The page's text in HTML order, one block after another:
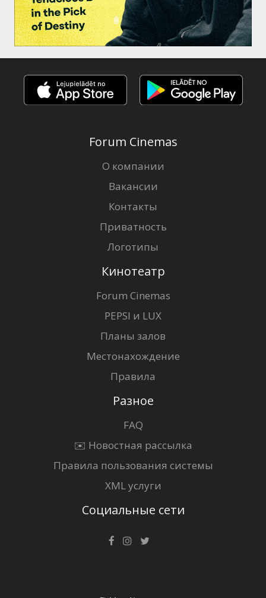
Forum Cinemas
О компании
Вакансии
Контакты
Приватность
Логотипы
Кинотеатр
Forum Cinemas
PEPSI и LUX
Планы залов
Местонахождение
Правила
Разное
FAQ
✉️ Новостная рассылка
Правила пользования системы
XML услуги
Социальные сети